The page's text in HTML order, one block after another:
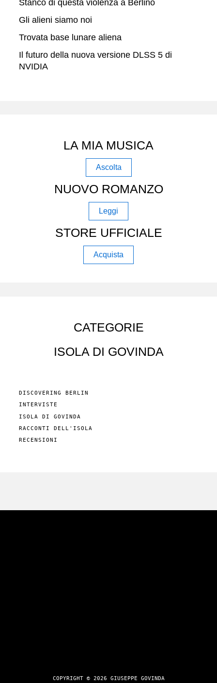
Stanco di questa violenza a Berlino
Gli alieni siamo noi
Trovata base lunare aliena
Il futuro della nuova versione DLSS 5 di
NVIDIA
LA MIA MUSICA
Ascolta
NUOVO ROMANZO
Leggi
STORE UFFICIALE
Acquista
CATEGORIE
ISOLA DI GOVINDA
DISCOVERING BERLIN
INTERVISTE
ISOLA DI GOVINDA
RACCONTI DELL'ISOLA
RECENSIONI
COPYRIGHT © 2026 GIUSEPPE GOVINDA